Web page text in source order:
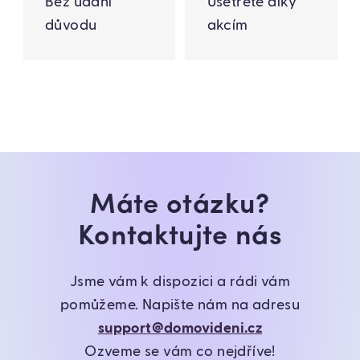
důvodu
akcím
Máte otázku?
Kontaktujte nás
Jsme vám k dispozici a rádi vám
pomůžeme. Napište nám na adresu
support@domovideni.cz
Ozveme se vám co nejdříve!